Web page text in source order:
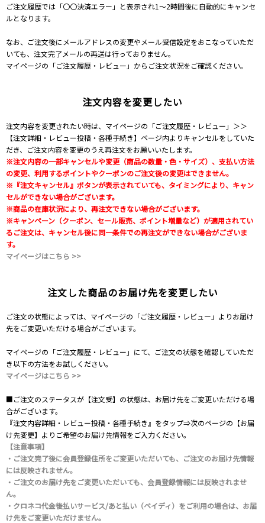
ご注文履歴では「〇〇決済エラー」と表示され1～2時間後に自動的にキャンセ
ルとなります。
なお、ご注文後にメールアドレスの変更やメール受信設定をおこなっていただ
いても、注文完了メールの再送は行っておりません。
マイページの「ご注文履歴・レビュー」からご注文状況をご確認ください。
注文内容を変更したい
注文内容を変更されたい時は、マイページの「ご注文履歴・レビュー」＞＞
【注文詳細・レビュー投稿・各種手続き】ページ内よりキャンセルをしていた
だき、ご注文内容を変更のうえ再注文をお願いいたします。
※注文内容の一部キャンセルや変更（商品の数量・色・サイズ）、支払い方法
の変更、利用するポイントやクーポンのご注文後の変更はできません。
※『注文キャンセル』ボタンが表示されていても、タイミングにより、キャン
セルができない場合がございます。
※商品の在庫状況により、再注文できない場合がございます。
※キャンペーン（クーポン、セール販売、ポイント増量など）が適用されてい
るご注文は、キャンセル後に同一条件での再注文ができない場合がございま
す。
マイページはこちら >>
注文した商品のお届け先を変更したい
ご注文の状態によっては、マイページの「ご注文履歴・レビュー」よりお届け
先をご変更いただける場合がございます。
マイページの「ご注文履歴・レビュー」にて、ご注文の状態を確認していただ
き以下の方法をお試しください。
マイページはこちら >>
■ご注文のステータスが【注文受】の状態は、お届け先をご変更いただける場
合がございます。
『注文内容詳細・レビュー投稿・各種手続き』をタップ⇒次のページの【お届
け先変更】よりご希望のお届け先情報をご入力ください。
【注意事項】
・ご注文完了後に会員登録住所をご変更いただいても、ご注文のお届け先情報
には反映されません。
・ご注文のお届け先をご変更いただいても、会員登録情報には反映されませ
ん。
・クロネコ代金後払いサービス/あと払い（ペイディ）をご利用の場合は、お届
け先をご変更いただけません。